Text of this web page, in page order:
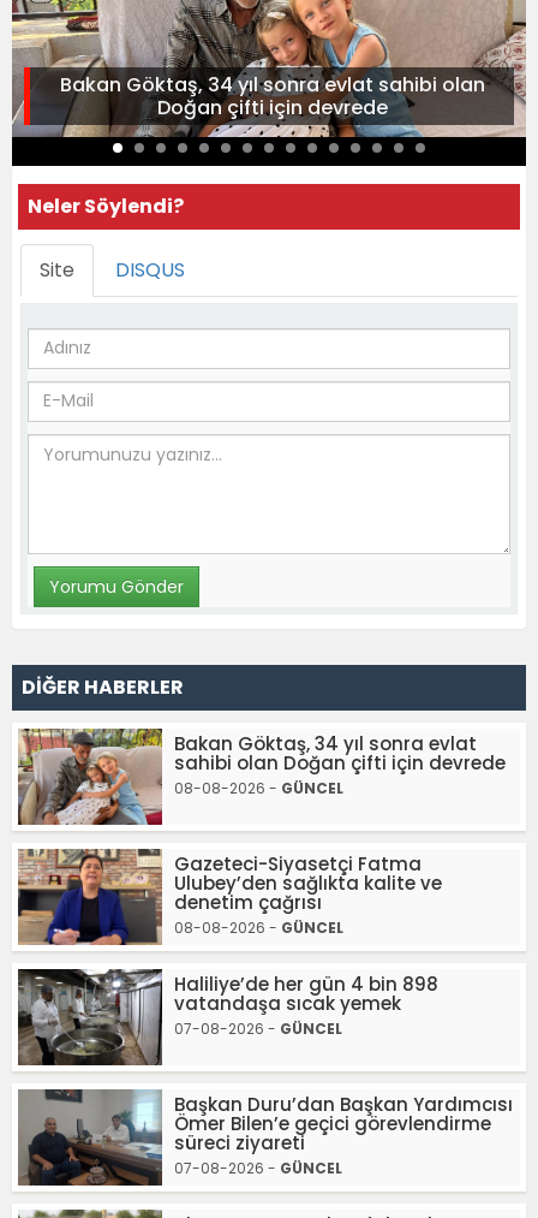
Bakan Göktaş, 34 yıl sonra evlat sahibi olan
Doğan çifti için devrede
Neler Söylendi?
Site DISQUS
DİĞER HABERLER
Bakan Göktaş, 34 yıl sonra evlat
sahibi olan Doğan çifti için devrede
08-08-2026 - GÜNCEL
Gazeteci-Siyasetçi Fatma
Ulubey’den sağlıkta kalite ve
denetim çağrısı
08-08-2026 - GÜNCEL
Haliliye’de her gün 4 bin 898
vatandaşa sıcak yemek
07-08-2026 - GÜNCEL
Başkan Duru’dan Başkan Yardımcısı
Ömer Bilen’e geçici görevlendirme
süreci ziyareti
07-08-2026 - GÜNCEL